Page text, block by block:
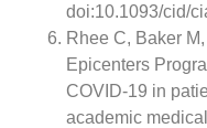
doi:10.1093/cid/
Rhee C, Baker
Epicenters
COVID-19 in
academic